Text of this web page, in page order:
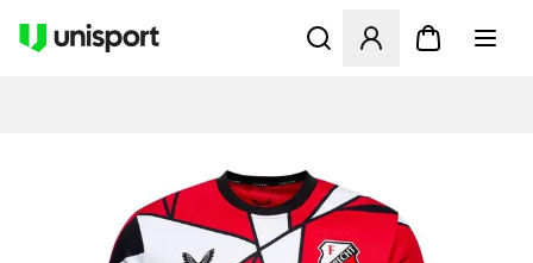
Öppnar en Modal för att